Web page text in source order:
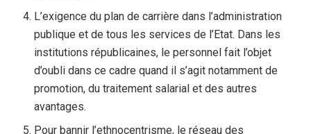
L’exigence du plan de carrière dans l’administration
publique et de tous les services de l’Etat. Dans les
institutions républicaines, le personnel fait l’objet
d’oubli dans ce cadre quand il s’agit notamment de
promotion, du traitement salarial et des autres
avantages.
Pour bannir l’ethnocentrisme, le réseau des